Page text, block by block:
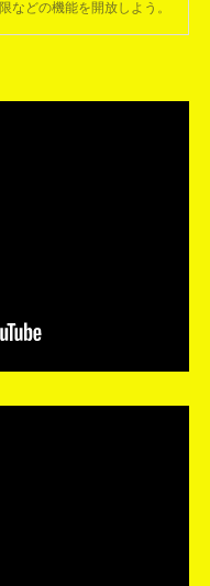
などの機能を開放しよう。